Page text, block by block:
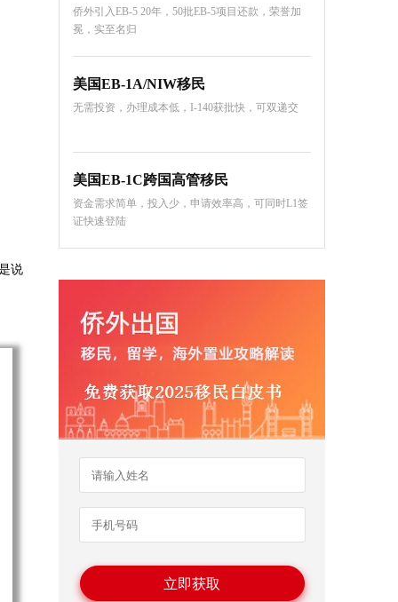
说
侨外引入EB-5 20年，50批EB-5项目还款，荣誉加
冕，实至名归
美国EB-1A/NIW移民
无需投资，办理成本低，I-140获批快，可双递交
美国EB-1C跨国高管移民
资金需求简单，投入少，申请效率高，可同时L1签
证快速登陆